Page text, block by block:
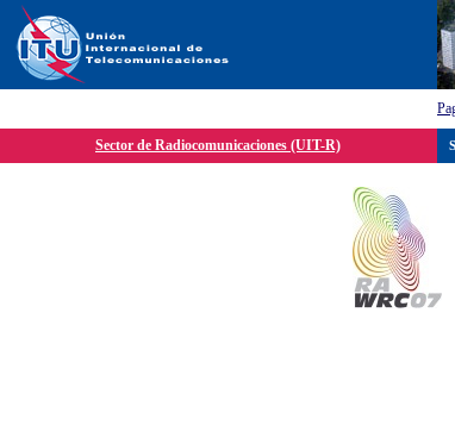
Sector de Radiocomunicaciones (UIT-R)